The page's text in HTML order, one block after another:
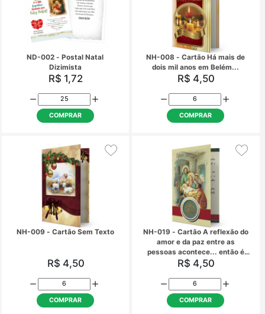
EPN-006 - Enfeite de Porta
Natal - Feliz Natal
R$ 7,60
KR-023 - Kit Recados
320 unidades
R$ 0,36
ND-002 - Postal Natal
Dizimista
R$ 1,72
NH-008 - Cartão Há
dois mil anos em
R$ 4,50